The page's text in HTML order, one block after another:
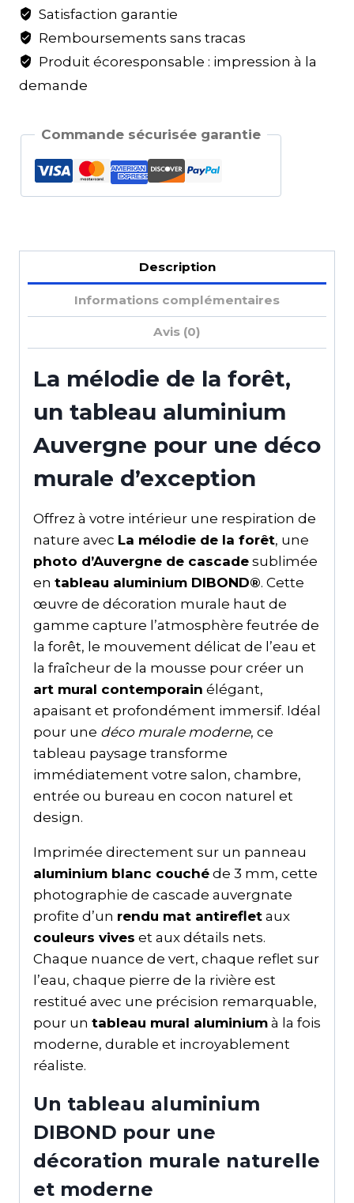
Satisfaction garantie
Remboursements sans tracas
Produit écoresponsable : impression à la
demande
Commande sécurisée garantie
Description
Informations complémentaires
Avis (0)
La mélodie de la forêt,
un tableau aluminium
Auvergne pour une déco
murale d’exception
Offrez à votre intérieur une respiration de
nature avec La mélodie de la forêt, une
photo d’Auvergne de cascade sublimée
en tableau aluminium DIBOND®. Cette
œuvre de décoration murale haut de
gamme capture l’atmosphère feutrée de
la forêt, le mouvement délicat de l’eau et
la fraîcheur de la mousse pour créer un
art mural contemporain élégant,
apaisant et profondément immersif. Idéal
pour une déco murale moderne, ce
tableau paysage transforme
immédiatement votre salon, chambre,
entrée ou bureau en cocon naturel et
design.
Imprimée directement sur un panneau
aluminium blanc couché de 3 mm, cette
photographie de cascade auvergnate
profite d’un rendu mat antireflet aux
couleurs vives et aux détails nets.
Chaque nuance de vert, chaque reflet sur
l’eau, chaque pierre de la rivière est
restitué avec une précision remarquable,
pour un tableau mural aluminium à la fois
moderne, durable et incroyablement
réaliste.
Un tableau aluminium
DIBOND pour une
décoration murale naturelle
et moderne